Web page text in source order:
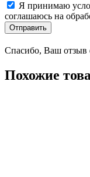
Я принимаю
соглашаюсь на
Отправить
Спасибо, Ваш отзыв
Похожие